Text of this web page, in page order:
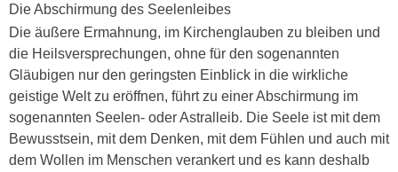
Die Abschirmung des Seelenleibes
Die äußere Ermahnung, im Kirchenglauben zu bleiben und
die Heilsversprechungen, ohne für den sogenannten
Gläubigen nur den geringsten Einblick in die wirkliche
geistige Welt zu eröffnen, führt zu einer Abschirmung im
sogenannten Seelen- oder Astralleib. Die Seele ist mit dem
Bewusstsein, mit dem Denken, mit dem Fühlen und auch mit
dem Wollen im Menschen verankert und es kann deshalb